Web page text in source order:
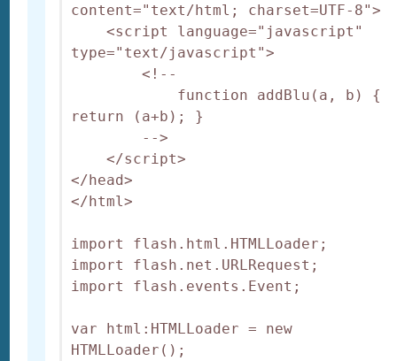
content="text/html; charset=UTF-8">
<script language="javascript"
type="text/javascript">
<!--
function addBlu(a, b) {
return (a+b); }
-->
</script>
</head>
</html>
import flash.html.HTMLLoader;
import flash.net.URLRequest;
import flash.events.Event;
var html:HTMLLoader = new
HTMLLoader();